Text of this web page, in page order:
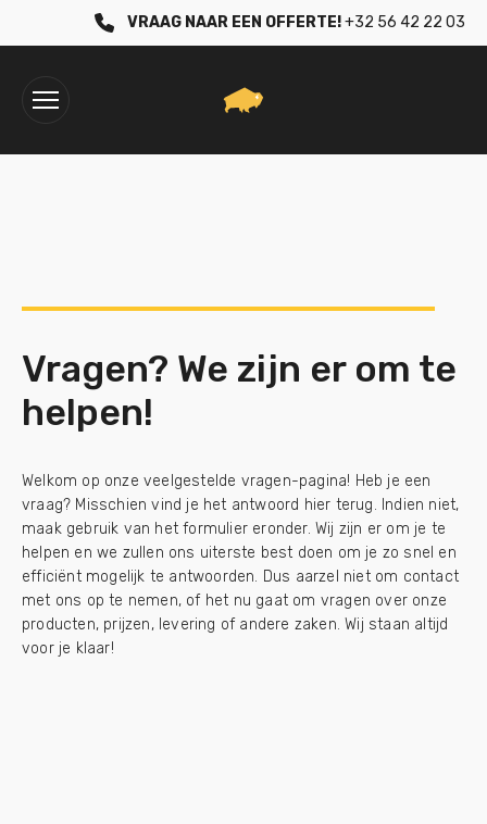
VRAAG NAAR EEN OFFERTE!+32 56 42 22 03
Vragen? We zijn er om te
helpen!
Welkom op onze veelgestelde vragen-pagina! Heb je een
vraag? Misschien vind je het antwoord hier terug. Indien niet,
maak gebruik van het formulier eronder. Wij zijn er om je te
helpen en we zullen ons uiterste best doen om je zo snel en
efficiënt mogelijk te antwoorden. Dus aarzel niet om contact
met ons op te nemen, of het nu gaat om vragen over onze
producten, prijzen, levering of andere zaken. Wij staan altijd
voor je klaar!